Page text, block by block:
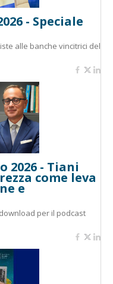
- Speciale
alle banche vincitrici del
2026 - Tiani
come leva
e
per il podcast